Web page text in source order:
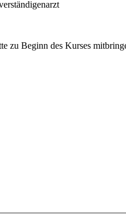
zu Beginn des Kurses